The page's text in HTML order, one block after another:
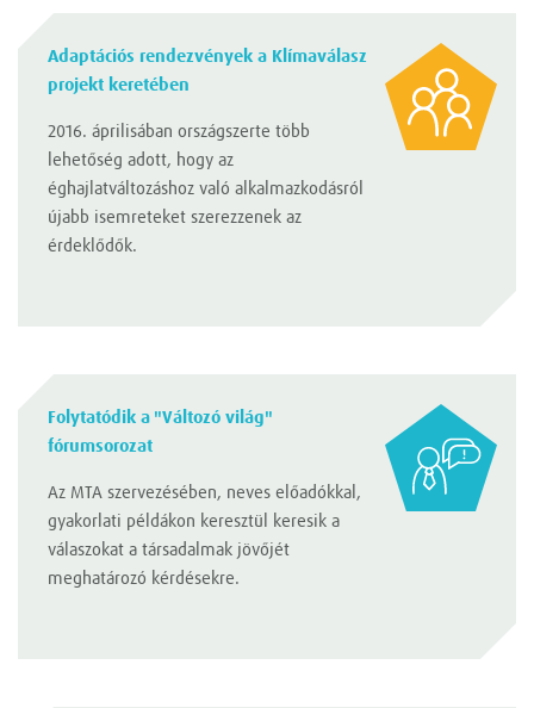
Adaptációs rendezvények a Klímaválasz
projekt keretében
2016. áprilisában országszerte több
lehetőség adott, hogy az
éghajlatváltozáshoz való alkalmazkodásról
újabb isemreteket szerezzenek az
érdeklődők.
Folytatódik a "Változó világ"
fórumsorozat
Az MTA szervezésében, neves előadókkal,
gyakorlati példákon keresztül keresik a
válaszokat a társadalmak jövőjét
meghatározó kérdésekre.